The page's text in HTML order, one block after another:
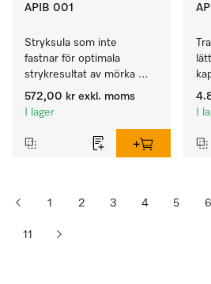
APIB 001
Stryksula som inte
fastnar för optimala
strykresultat av mörka
och känsliga textilier
572,00 kr exkl. moms
I lager
I
1 2 3 4 5 6
11